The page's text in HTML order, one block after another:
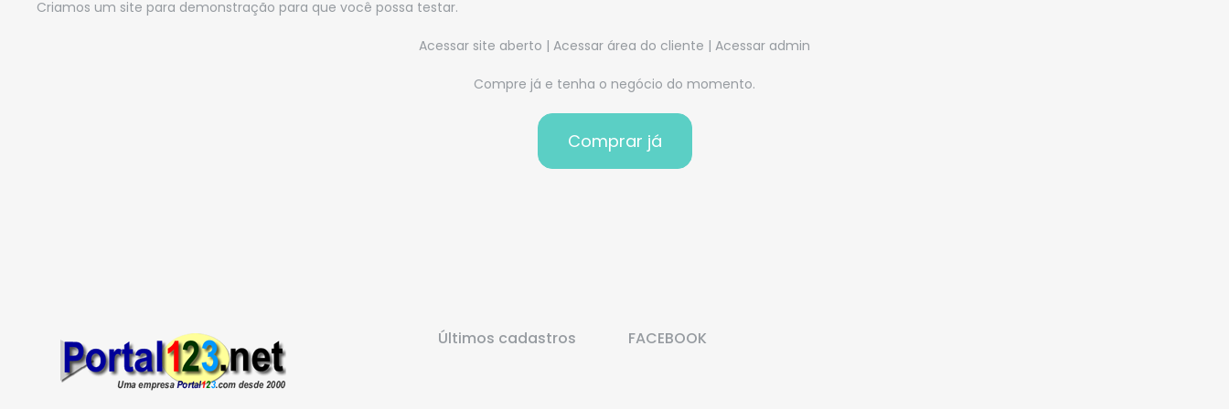
Criamos um site para demonstração para que você possa testar.
Acessar site aberto | Acessar área do cliente | Acessar admin
Compre já e tenha o negócio do momento.
Últimos cadastros FACEBOOK